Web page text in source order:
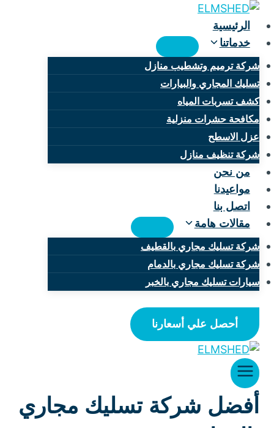
التجاوز
إلى
المحتوى
الرئيسية
خدماتنا
شركة ترميم وتشطيب منازل
تسليك المجاري والبيارات
كشف تسربات المياه
مكافحة حشرات منزلية
عزل الاسطح
شركة تنظيف منازل
من نحن
مواعيدنا
اتصل بنا
مقالات هامة
شركة تسليك مجاري بالقطيف
شركة تسليك مجاري بالدمام
سيارات تسليك مجاري بالخبر
أحصل علي أسعارنا
أفضل شركة تسليك مجاري